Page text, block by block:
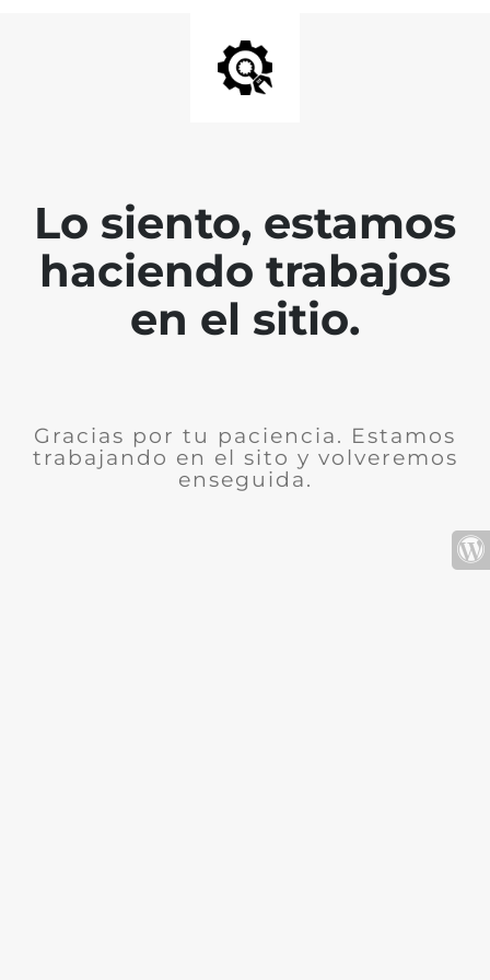
Lo siento, estamos
haciendo trabajos
en el sitio.
Gracias por tu paciencia. Estamos
trabajando en el sito y volveremos
enseguida.